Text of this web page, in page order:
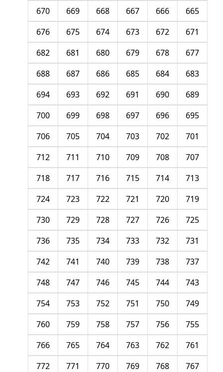
665
666
667
668
669
670
671
672
673
674
675
676
677
678
679
680
681
682
683
684
685
686
687
688
689
690
691
692
693
694
695
696
697
698
699
700
701
702
703
704
705
706
707
708
709
710
711
712
713
714
715
716
717
718
719
720
721
722
723
724
725
726
727
728
729
730
731
732
733
734
735
736
737
738
739
740
741
742
743
744
745
746
747
748
749
750
751
752
753
754
755
756
757
758
759
760
761
762
763
764
765
766
767
768
769
770
771
772